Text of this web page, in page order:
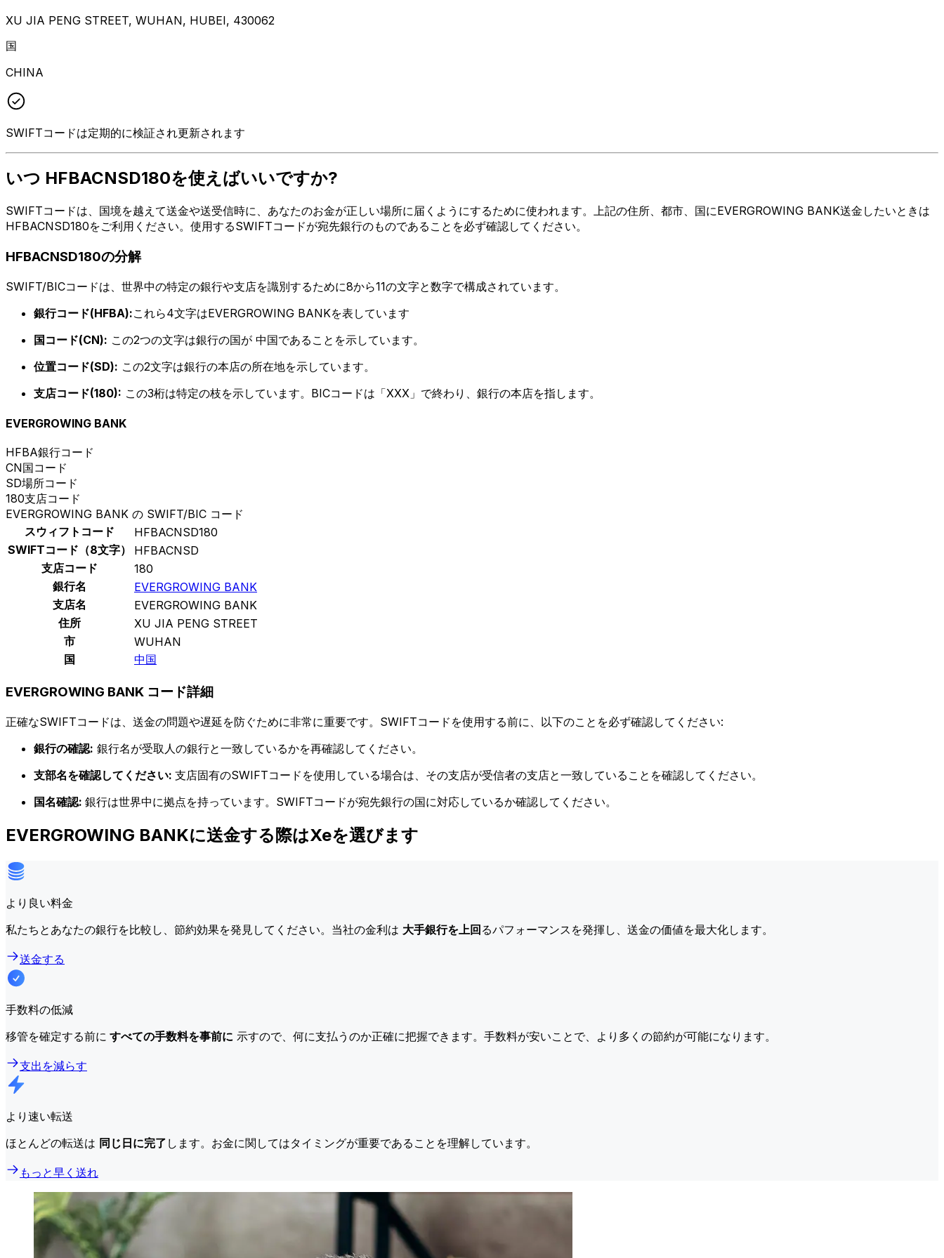
XU JIA PENG STREET, WUHAN, HUBEI, 430062
国
CHINA
SWIFTコードは定期的に検証され更新されます
いつ HFBACNSD180を使えばいいですか?
SWIFTコードは、国境を越えて送金や送受信時に、あなたのお金が正しい場所に届くようにするために使われます。上記の住所、都市、国にEVERGROWING BANK送金したいときは
HFBACNSD180をご利用ください。使用するSWIFTコードが宛先銀行のものであることを必ず確認してください。
HFBACNSD180の分解
SWIFT/BICコードは、世界中の特定の銀行や支店を識別するために8から11の文字と数字で構成されています。
銀行コード(HFBA):これら4文字はEVERGROWING BANKを表しています
国コード(CN): この2つの文字は銀行の国が 中国であることを示しています。
位置コード(SD): この2文字は銀行の本店の所在地を示しています。
支店コード(180): この3桁は特定の枝を示しています。BICコードは「XXX」で終わり、銀行の本店を指します。
EVERGROWING BANK
HFBA銀行コード
CN国コード
SD場所コード
180支店コード
EVERGROWING BANK の SWIFT/BIC コード
スウィフトコード
HFBACNSD180
SWIFTコード（8文字）
HFBACNSD
支店コード
180
銀行名
EVERGROWING BANK
支店名
EVERGROWING BANK
住所
XU JIA PENG STREET
市
WUHAN
国
中国
EVERGROWING BANK コード詳細
正確なSWIFTコードは、送金の問題や遅延を防ぐために非常に重要です。SWIFTコードを使用する前に、以下のことを必ず確認してください:
銀行の確認: 銀行名が受取人の銀行と一致しているかを再確認してください。
支部名を確認してください: 支店固有のSWIFTコードを使用している場合は、その支店が受信者の支店と一致していることを確認してください。
国名確認: 銀行は世界中に拠点を持っています。SWIFTコードが宛先銀行の国に対応しているか確認してください。
EVERGROWING BANKに送金する際はXeを選びます
より良い料金
私たちとあなたの銀行を比較し、節約効果を発見してください。当社の金利は 大手銀行を上回るパフォーマンスを発揮し、送金の価値を最大化します。
送金する
手数料の低減
移管を確定する前に すべての手数料を事前に 示すので、何に支払うのか正確に把握できます。手数料が安いことで、より多くの節約が可能になります。
支出を減らす
より速い転送
ほとんどの転送は 同じ日に完了 します。お金に関してはタイミングが重要であることを理解しています。
もっと早く送れ